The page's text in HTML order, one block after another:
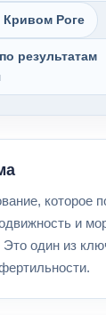
Кривом Роге
результатам
которое
и
Это один из